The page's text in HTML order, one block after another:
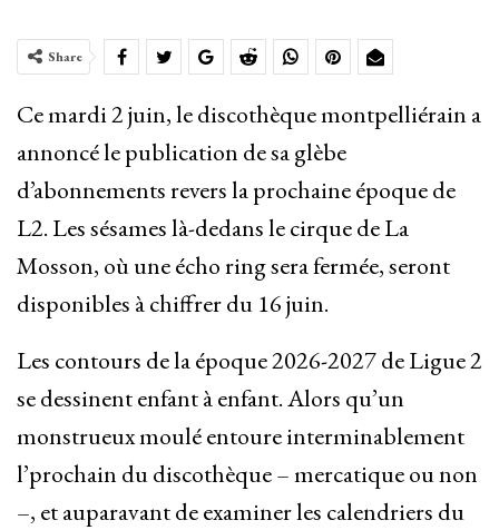
Share
Ce mardi 2 juin, le discothèque montpelliérain a
annoncé le publication de sa glèbe
d’abonnements revers la prochaine époque de
L2. Les sésames là-dedans le cirque de La
Mosson, où une écho ring sera fermée, seront
disponibles à chiffrer du 16 juin.
Les contours de la époque 2026-2027 de Ligue 2
se dessinent enfant à enfant. Alors qu’un
monstrueux moulé entoure interminablement
l’prochain du discothèque – mercatique ou non
–, et auparavant de examiner les calendriers du